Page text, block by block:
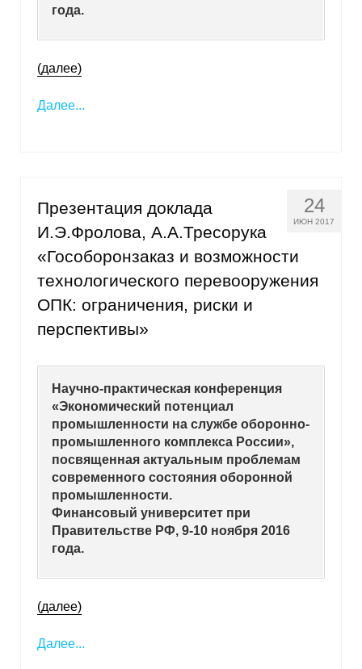
года.
(далее)
Далее...
24
ИЮН 2017
Презентация доклада
И.Э.Фролова, А.А.Тресорука
«Гособоронзаказ и возможности
технологического перевооружения
ОПК: ограничения, риски и
перспективы»
Научно-практическая конференция
«Экономический потенциал
промышленности на службе оборонно-
промышленного комплекса России»,
посвященная актуальным проблемам
современного состояния оборонной
промышленности.
Финансовый университет при
Правительстве РФ, 9-10 ноября 2016
года.
(далее)
Далее...